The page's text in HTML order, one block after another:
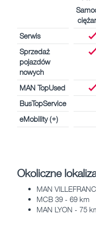
Serwis
Sprzedaż
pojazdów
nowych
MAN TopUsed
BusTopService
eMobility (+)
Okoliczne
MAN
MCB 39 - 69 km
MAN LYON - 75